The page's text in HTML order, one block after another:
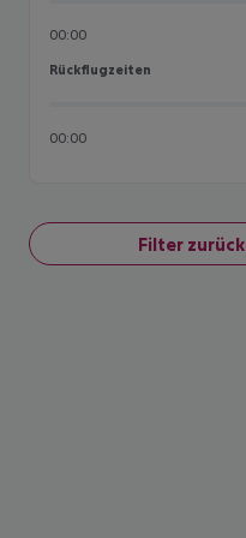
00:00
Rückflugzeiten
Rückflugzeiten
00:00
Filter